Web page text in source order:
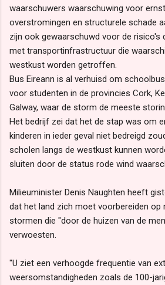
waarschuwers waarschuwing voor
overstromingen en structurele schade
zijn ook gewaarschuwd voor de risico's
met transportinfrastructuur die
westkust worden getroffen.
Bus Eireann is al verhuisd om
voor studenten in de provincies Cork,
Galway, waar de storm de meeste
Het bedrijf zei dat het de stap was om
kinderen in ieder geval niet bedreigd
scholen langs de westkust kunnen
sluiten door de status rode wind
Milieuminister Denis Naughten heeft
dat het land zich moet voorbereiden op
stormen die "door de huizen van de
verwoesten.
"U ziet een verhoogde frequentie van
weersomstandigheden zoals de 100-